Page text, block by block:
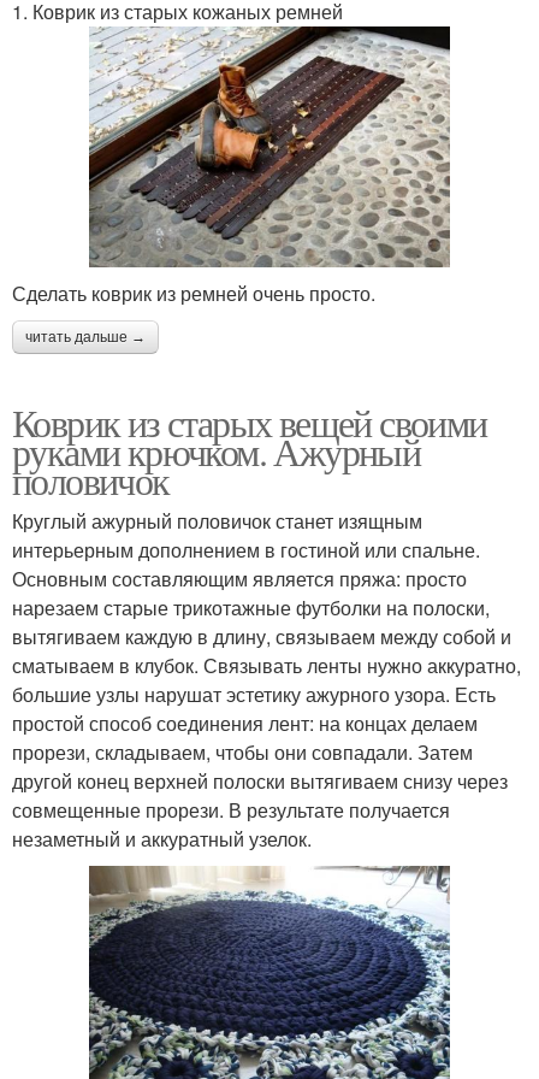
1. Коврик из старых кожаных ремней
Сделать коврик из ремней очень просто.
читать дальше →
Коврик из старых вещей своими
руками крючком. Ажурный
половичок
Круглый ажурный половичок станет изящным
интерьерным дополнением в гостиной или спальне.
Основным составляющим является пряжа: просто
нарезаем старые трикотажные футболки на полоски,
вытягиваем каждую в длину, связываем между собой и
сматываем в клубок. Связывать ленты нужно аккуратно,
большие узлы нарушат эстетику ажурного узора. Есть
простой способ соединения лент: на концах делаем
прорези, складываем, чтобы они совпадали. Затем
другой конец верхней полоски вытягиваем снизу через
совмещенные прорези. В результате получается
незаметный и аккуратный узелок.